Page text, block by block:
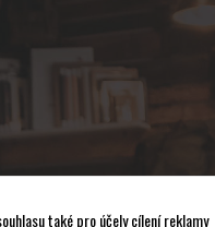
také pro účely cílení reklamy